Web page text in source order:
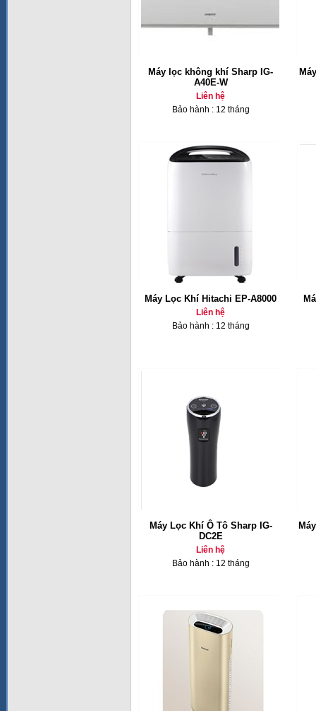
Máy lọc không khí Sharp IG-
A40E-W
Liên hệ
Bảo hành : 12 tháng
Máy Lọc Khí Hitachi EP-A8000
Liên hệ
Bảo hành : 12 tháng
Máy Lọc Khí Ô Tô Sharp IG-
DC2E
Liên hệ
Bảo hành : 12 tháng